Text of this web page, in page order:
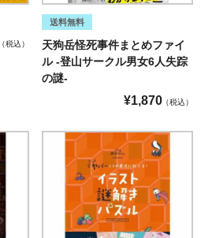
税込
送料無料
天狗岳怪死事件まとめファイ
ル -登山サークル男女6人失踪
の謎-
¥1,870 税込